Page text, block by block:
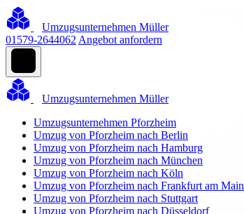
Umzugsunternehmen Müller
01579-2644062 Angebot anfordern
Umzugsunternehmen Müller
Umzugsunternehmen Pforzheim
Umzug von Pforzheim nach Berlin
Umzug von Pforzheim nach Hamburg
Umzug von Pforzheim nach München
Umzug von Pforzheim nach Köln
Umzug von Pforzheim nach Frankfurt am Main
Umzug von Pforzheim nach Stuttgart
Umzug von Pforzheim nach Düsseldorf